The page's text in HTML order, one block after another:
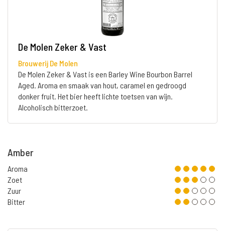
De Molen Zeker & Vast
Brouwerij De Molen
De Molen Zeker & Vast is een Barley Wine Bourbon Barrel
Aged. Aroma en smaak van hout, caramel en gedroogd
donker fruit. Het bier heeft lichte toetsen van wijn.
Alcoholisch bitterzoet.
Amber
Aroma
Zoet
Zuur
Bitter